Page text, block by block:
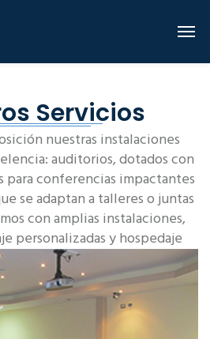
Servicios
nuestras instalaciones
auditorios, dotados con
para conferencias impactantes
se adaptan a talleres o juntas
con amplias instalaciones,
personalizadas y hospedaje